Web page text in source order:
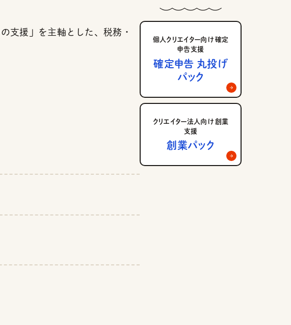
支援」を主軸とした、税務・
個人クリエイター向け 確定
申告支援
確定申告 丸投げ
パック
クリエイター法人向け 創業
支援
創業パック